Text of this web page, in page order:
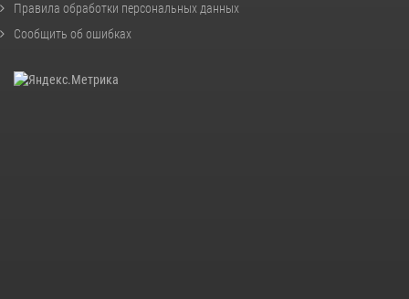
Правила обработки персональных данных
Сообщить об ошибках